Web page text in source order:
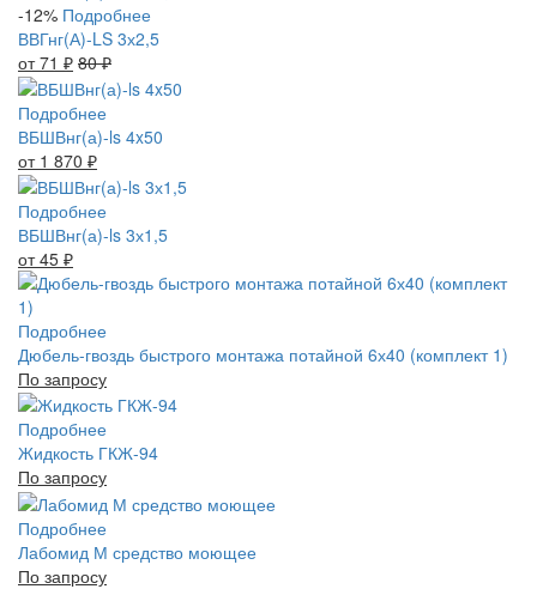
-12% Подробнее
ВВГнг(А)-LS 3х2,5
от 71 ₽ 80₽
Подробнее
ВБШВнг(а)-ls 4x50
от 1 870 ₽
Подробнее
ВБШВнг(а)-ls 3х1,5
от 45 ₽
Подробнее
Дюбель-гвоздь быстрого монтажа потайной 6х40 (комплект 1)
По запросу
Подробнее
Жидкость ГКЖ-94
По запросу
Подробнее
Лабомид М средство моющее
По запросу